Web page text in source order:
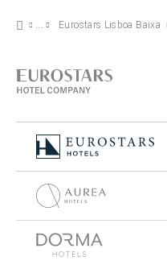
Eurostars Lisboa Baixa